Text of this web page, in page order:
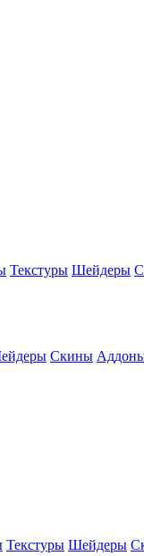
Текстуры Шейдеры
Скины
Текстуры Шейдеры